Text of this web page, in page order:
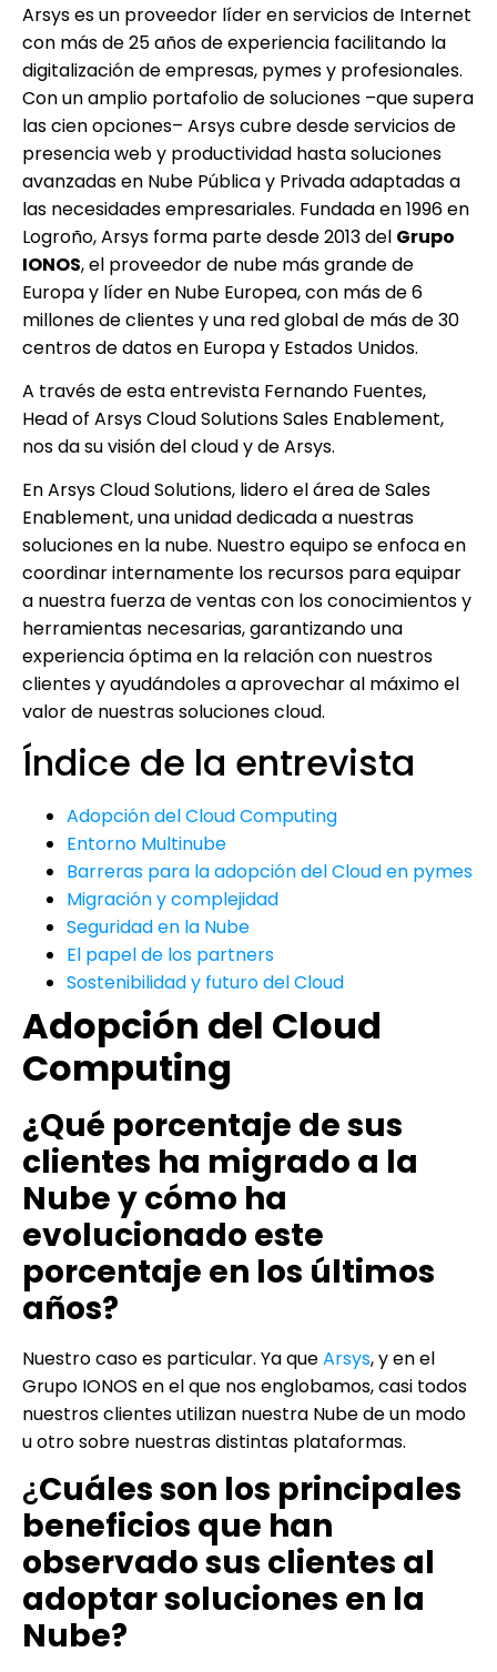
Arsys es un proveedor líder en servicios de Internet
con más de 25 años de experiencia facilitando la
digitalización de empresas, pymes y profesionales.
Con un amplio portafolio de soluciones –que supera
las cien opciones– Arsys cubre desde servicios de
presencia web y productividad hasta soluciones
avanzadas en Nube Pública y Privada adaptadas a
las necesidades empresariales. Fundada en 1996 en
Logroño, Arsys forma parte desde 2013 del Grupo
IONOS, el proveedor de nube más grande de
Europa y líder en Nube Europea, con más de 6
millones de clientes y una red global de más de 30
centros de datos en Europa y Estados Unidos.
A través de esta entrevista Fernando Fuentes,
Head of Arsys Cloud Solutions Sales Enablement,
nos da su visión del cloud y de Arsys.
En Arsys Cloud Solutions, lidero el área de Sales
Enablement, una unidad dedicada a nuestras
soluciones en la nube. Nuestro equipo se enfoca en
coordinar internamente los recursos para equipar
a nuestra fuerza de ventas con los conocimientos y
herramientas necesarias, garantizando una
experiencia óptima en la relación con nuestros
clientes y ayudándoles a aprovechar al máximo el
valor de nuestras soluciones cloud.
Índice de la entrevista
Adopción del Cloud Computing
Entorno Multinube
Barreras para la adopción del Cloud en pymes
Migración y complejidad
Seguridad en la Nube
El papel de los partners
Sostenibilidad y futuro del Cloud
Adopción del Cloud
Computing
¿Qué porcentaje de sus
clientes ha migrado a la
Nube y cómo ha
evolucionado este
porcentaje en los últimos
años?
Nuestro caso es particular. Ya queArsys, y en el
Grupo IONOS en el que nos englobamos, casi todos
nuestros clientes utilizan nuestra Nube de un modo
u otro sobre nuestras distintas plataformas.
¿Cuáles son los principales
beneficios que han
observado sus clientes al
adoptar soluciones en la
Nube?